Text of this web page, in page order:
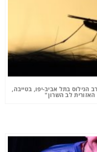
הנילוס בתל אביב-יפו, בטייבה,
לב השרון"